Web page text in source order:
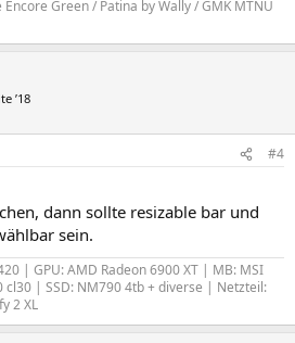
Green / Patina by Wally / GMK MTNU
’18
#4
dann sollte resizable bar und
sein.
| GPU: AMD Radeon 6900 XT | MB: MSI
cl30 | SSD: NM790 4tb + diverse | Netzteil:
2 XL